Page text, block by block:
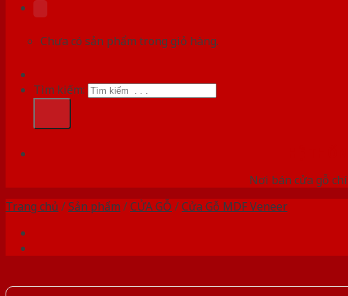
Chưa có sản phẩm trong giỏ hàng.
Tìm kiếm:
Nơi bán cửa gỗ
Trang chủ /Sản phẩm /CỬA GỖ /Cửa Gỗ MDF Veneer